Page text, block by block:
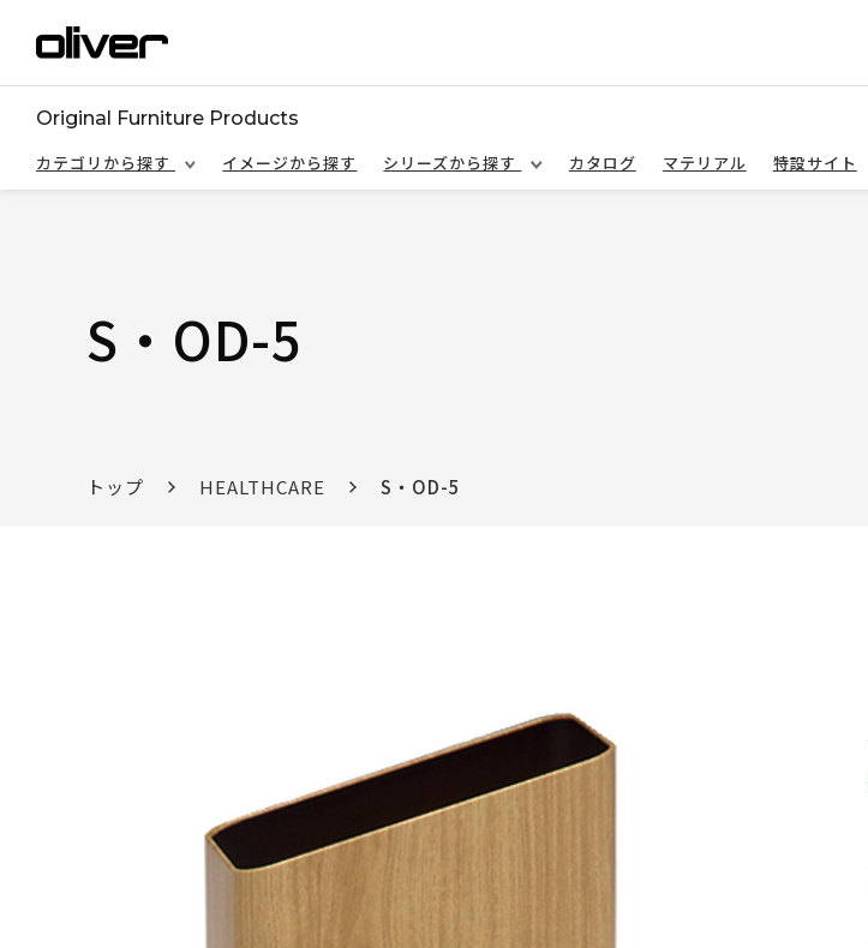
Original Furniture Products
カテゴリから探す
イメージから探す シリーズから探す カタログ マテリアル 特設サイト
S・OD-5
トップ HEALTHCARE S・OD-5